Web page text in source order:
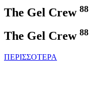
The Gel Crew 88
The Gel Crew 88
ΠΕΡΙΣΣΟΤΕΡΑ